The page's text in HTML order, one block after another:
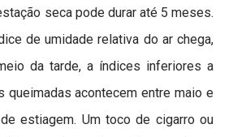
seca pode durar até 5 meses.
de umidade relativa do ar chega,
da tarde, a índices inferiores a
queimadas acontecem entre maio e
estiagem. Um toco de cigarro ou